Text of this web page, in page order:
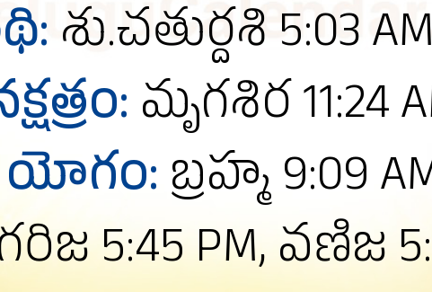
శు.చతుర్దశి 5:03
మృగశిర 11:24
యోగం: బ్రహ్మ 9:09
5:45 PM, వణిజ